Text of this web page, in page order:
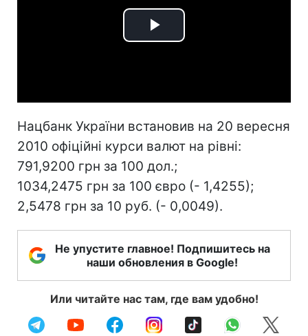
Play
Нацбанк України встановив на 20 вересня
2010 офіційні курси валют на рівні:
791,9200 грн за 100 дол.;
1034,2475 грн за 100 євро (- 1,4255);
2,5478 грн за 10 руб. (- 0,0049).
Не упустите главное! Подпишитесь на
наши обновления в Google!
Или читайте нас там, где вам удобно!